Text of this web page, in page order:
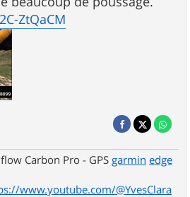
ZtQaCM
Carbon Pro - GPS garmin edge
www.youtube.com/@YvesClara